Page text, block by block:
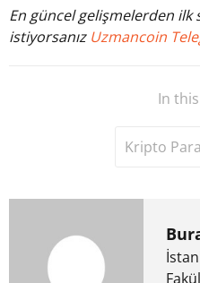
En güncel gelişmelerden
istiyorsanız Uzmancoin
In
Kripto